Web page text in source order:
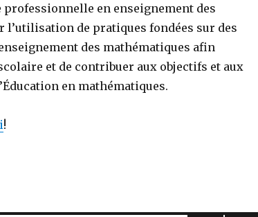
en enseignement des
l’utilisation de pratiques fondées sur des
des mathématiques afin
et de contribuer aux objectifs et aux
en mathématiques.
!